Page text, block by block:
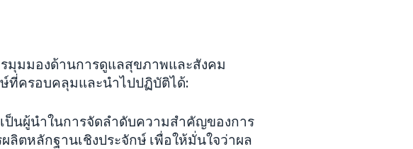
มุมมองด้านการดูแลสุขภาพและสังคม
ที่ครอบคลุมและนำไปปฏิบัติได้:
ป็นผู้นำในการจัดลำดับความสำคัญของการ
ลิตหลักฐานเชิงประจักษ์ เพื่อให้มั่นใจว่าผล